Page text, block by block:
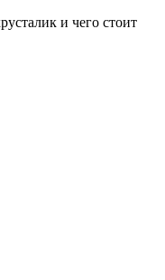
и чего стоит